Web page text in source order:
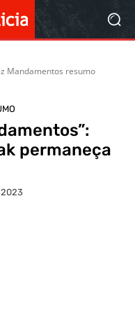
Mandamentos resumo
permaneça
2023